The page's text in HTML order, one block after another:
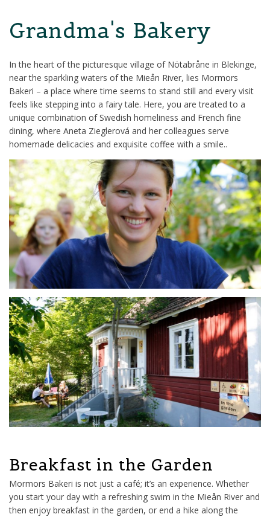
Grandma's Bakery
In the heart of the picturesque village of Nötabråne in Blekinge,
near the sparkling waters of the Mieån River, lies Mormors
Bakeri – a place where time seems to stand still and every visit
feels like stepping into a fairy tale. Here, you are treated to a
unique combination of Swedish homeliness and French fine
dining, where Aneta Zieglerová and her colleagues serve
homemade delicacies and exquisite coffee with a smile..
Breakfast in the Garden
Mormors Bakeri is not just a café; it’s an experience. Whether
you start your day with a refreshing swim in the Mieån River and
then enjoy breakfast in the garden, or end a hike along the